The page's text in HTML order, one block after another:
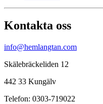
Kontakta oss
info@hemlangtan.com
Skälebräckeliden 12
442 33 Kungälv
Telefon: 0303-719022